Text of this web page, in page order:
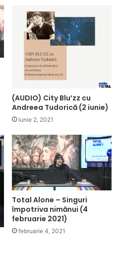
(AUDIO) City Blu’zz cu
Andreea Tudorică (2 iunie)
iunie 2, 2021
Total Alone – Singuri
împotriva nimănui (4
februarie 2021)
februarie 4, 2021